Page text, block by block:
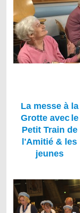
La messe à la
Grotte avec le
Petit Train de
l'Amitié & les
jeunes